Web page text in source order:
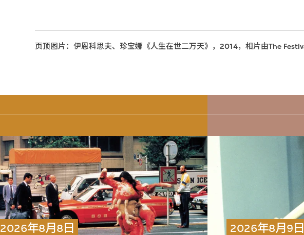
页顶图片：伊恩科思夫、珍宝娜《人生在世二万天》，2014，相片由The
2026年8月8日
2026年8月9日